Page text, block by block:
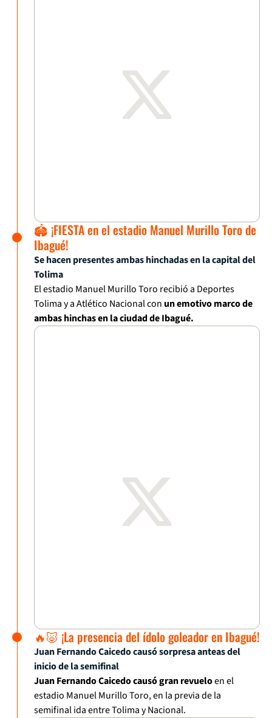
🏟️ ¡FIESTA en el estadio Manuel Murillo Toro de
Ibagué!
Se hacen presentes ambas hinchadas en la capital del
Tolima
El estadio Manuel Murillo Toro recibió a Deportes
Tolima y a Atlético Nacional con un emotivo marco de
ambas hinchas en la ciudad de Ibagué.
🔥🐷 ¡La presencia del ídolo goleador en Ibagué!
Juan Fernando Caicedo causó sorpresa anteas del
inicio de la semifinal
Juan Fernando Caicedo causó gran revueloen el
estadio Manuel Murillo Toro, en la previa de la
semifinal ida entre Tolima y Nacional.